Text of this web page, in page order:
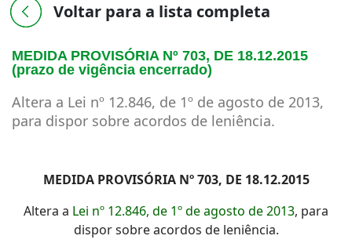
Voltar para a lista completa
MEDIDA PROVISÓRIA Nº 703, DE 18.12.2015
(prazo de vigência encerrado)
Altera a Lei nº 12.846, de 1º de agosto de 2013,
para dispor sobre acordos de leniência.
MEDIDA PROVISÓRIA Nº 703, DE 18.12.2015
Altera a Lei nº 12.846, de 1º de agosto de 2013, para
dispor sobre acordos de leniência.